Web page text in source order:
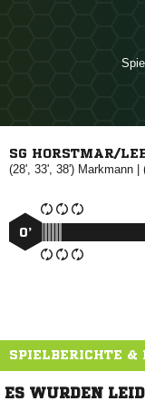
SG HORSTMAR/
(28', 33', 38')  |
0’
SPIELBERICHTE &
ES WURDEN